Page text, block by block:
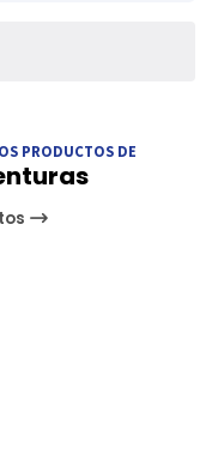
PRODUCTOS DE